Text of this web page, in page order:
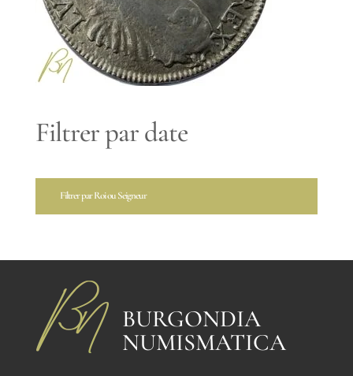
Filtrer par date
Filtrer par Roi ou Seigneur
BURGONDIA
NUMISMATICA